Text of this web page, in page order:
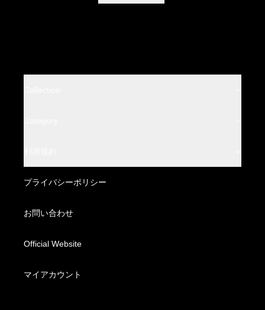
BACKLASH THE DENIM
BACKLASH XX Yohji Yamamoto
Leather Bottoms
Fabric Wear
Fabric Bottoms
Footwear
特定商取引法に基づく表記
配送方法・送料について
お支払い方法について
海外発送について
プライバシーポリシー
お問い合わせ
Official Website
マイアカウント